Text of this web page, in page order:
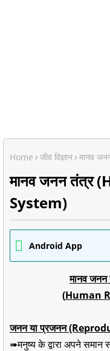
Home जीव विज्ञान मानव
मानव जनन तंत्र
System)
Android App
मानव जनन
(Human
जनन या प्रजनन
➠मनुष्य के द्वारा अपने